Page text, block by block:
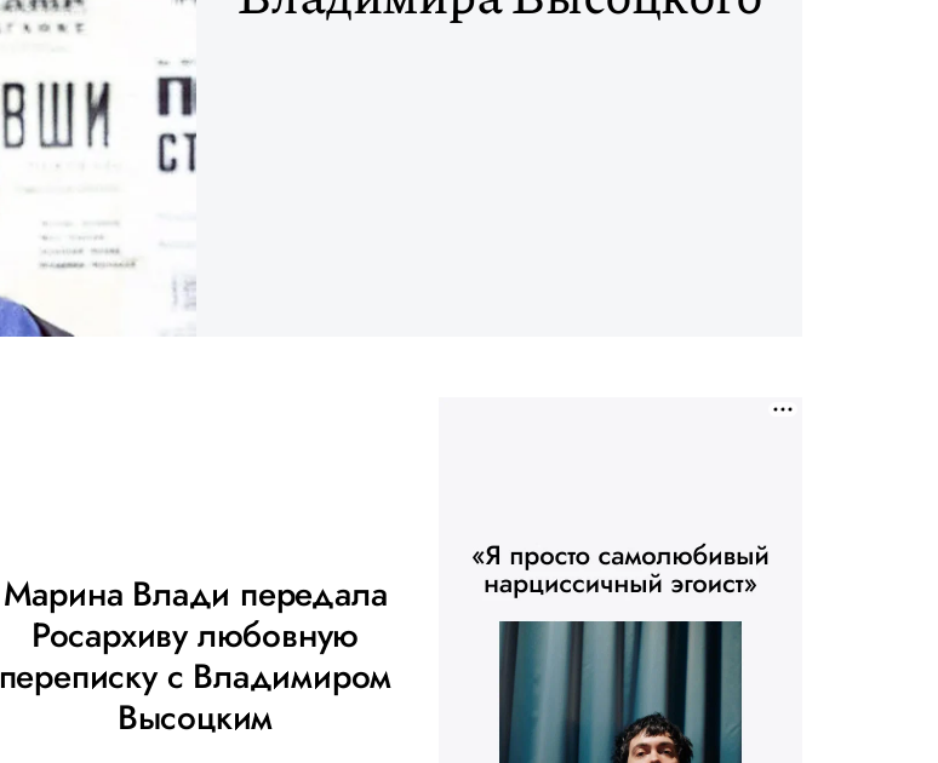
Марина Влади передала
Росархиву любовную
переписку с Владимиром
Высоцким